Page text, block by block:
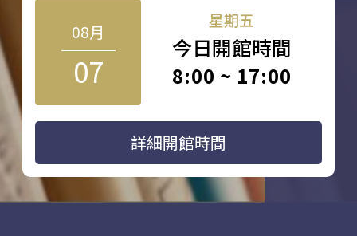
08月
07
星期五
今日開館時間
8:00 ~ 17:00
詳細開館時間